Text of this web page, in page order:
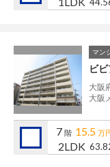
マン
ビ
大阪
大阪
7 階 15.5 万
2LDK